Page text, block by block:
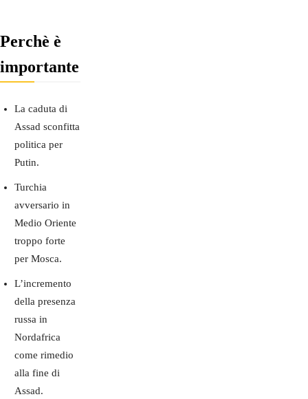
Perchè è
importante
La caduta di
Assad sconfitta
politica per
Putin.
Turchia
avversario in
Medio Oriente
troppo forte
per Mosca.
L’incremento
della presenza
russa in
Nordafrica
come rimedio
alla fine di
Assad.